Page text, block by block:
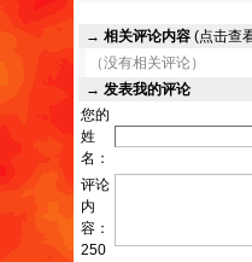
→ 相关评论内容 (点击查
（没有相关评论）
→ 发表我的评论
您的
姓
名：
评论
内
容：
250